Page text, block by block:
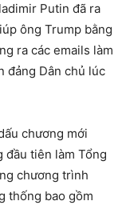
Putin đã ra
ông Trump bằng
ra các emails làm
đảng Dân chủ lúc
chương mới
đầu tiên làm Tổng
chương trình
thống bao gồm